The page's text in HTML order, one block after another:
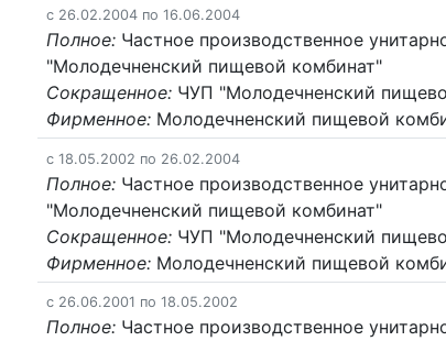
c 26.02.2004 по 16.06.2004
Полное: Частное производственное
"Молодечненский пищевой комбинат"
Сокращенное: ЧУП "Молодечненский
Фирменное: Молодечненский пищевой
c 18.05.2002 по 26.02.2004
Полное: Частное производственное
"Молодечненский пищевой комбинат"
Сокращенное: ЧУП "Молодечненский
Фирменное: Молодечненский пищевой
c 26.06.2001 по 18.05.2002
Полное: Частное производственное